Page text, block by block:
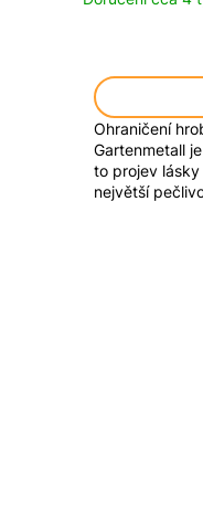
Ohraničení
Gartenmetall
to projev
největší